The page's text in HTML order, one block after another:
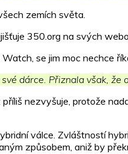
zemích světa.
350.org na svých
se jim moc nechce
dárce. Přiznala však,
nezvyšuje, protože
válce. Zvláštností
způsobem, aniž by